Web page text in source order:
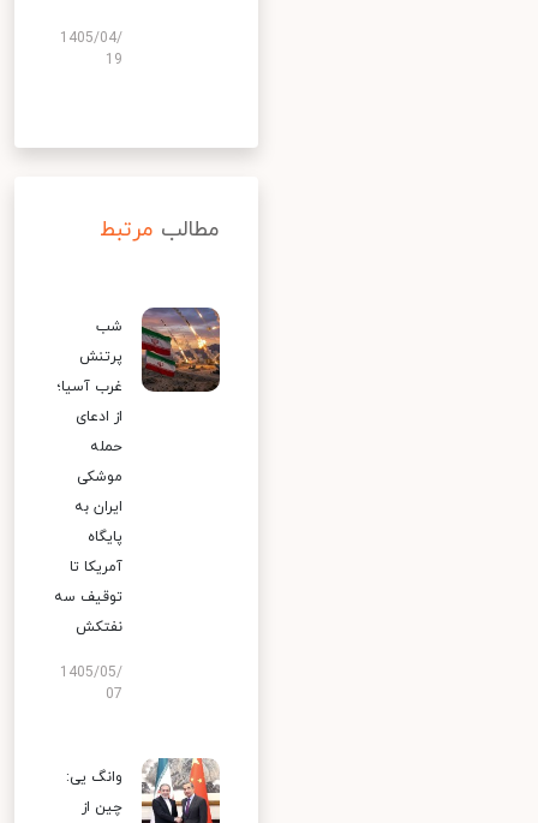
1405/04/
19
مطالب مرتبط
شب
پرتنش
غرب آسیا؛
از ادعای
حمله
موشکی
ایران به
پایگاه
آمریکا تا
توقیف سه
نفتکش
1405/05/
07
وانگ یی:
چین از